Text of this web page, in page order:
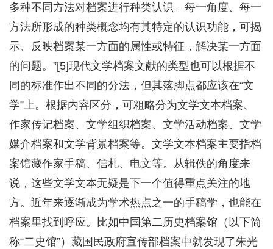
多种不同方法对档案进行种类认识。每一角度、每一
方法所形成的种类概念均有其特定的认识功能，可揭
示、反映档案某一方面的属性或特征，解决某一方面
的问题。”[5]现代文学档案文献的类型也可以根据不
同的标准作出不同的分法，但其落脚点都应该在“文
学”上。根据内容区分，可粗略分为文学文本档案、
作家传记档案、文学组织档案、文学活动档案、文学
媒介档案和文学背景档案等。文学文本档案主要指档
案馆藏作家手稿、信札、电文等。从辑佚的角度来
说，这些文学文本无疑是下一个值得重点关注的地
方。近年来逐渐成为学术热点之一的手稿学，也能在
档案里找到呼应。比如中国第二历史档案馆（以下简
称“二史馆”）藏国民政府宣传部档案中就发现了朱光